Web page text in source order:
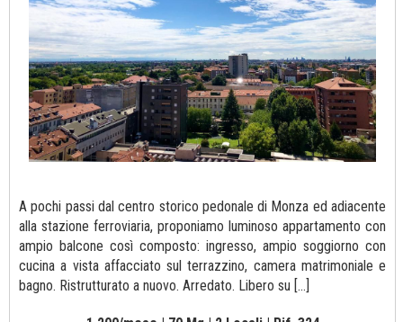
A pochi passi dal centro storico pedonale di Monza ed adiacente
alla stazione ferroviaria, proponiamo luminoso appartamento con
ampio balcone così composto: ingresso, ampio soggiorno con
cucina a vista affacciato sul terrazzino, camera matrimoniale e
bagno. Ristrutturato a nuovo. Arredato. Libero su [...]